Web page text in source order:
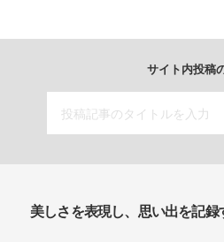
サイト内投稿
美しさを表現し、思い出を記